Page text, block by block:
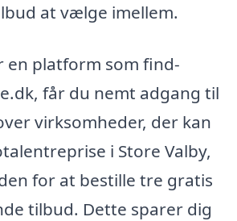
at vælge imellem.
en platform som find-
får du nemt adgang til
virksomheder, der kan
i Store Valby,
for at bestille tre gratis
tilbud. Dette sparer dig